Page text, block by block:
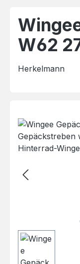
W62
Herkelmann
Bildergalerie